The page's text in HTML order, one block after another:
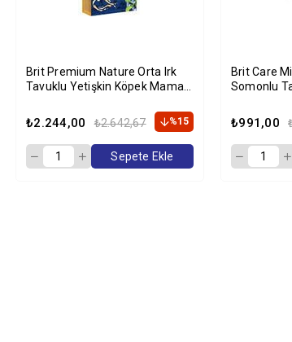
Brit Premium Nature Orta Irk
Tavuklu Yetişkin Köpek Maması
₺2.244,00 ₺2.642,67 %15
Sepete Ekle
Brit Care
Somonlu
₺991,00